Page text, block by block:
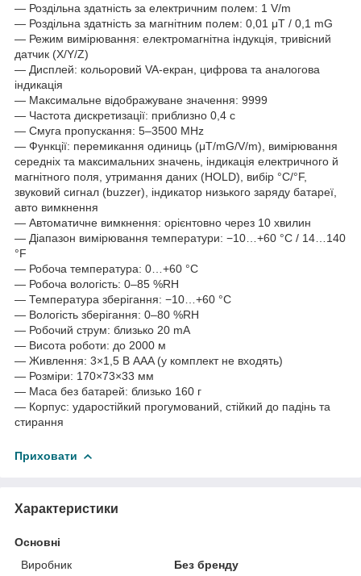
— Роздільна здатність за електричним полем: 1 V/m
— Роздільна здатність за магнітним полем: 0,01 μT / 0,1 mG
— Режим вимірювання: електромагнітна індукція, тривісний
датчик (X/Y/Z)
— Дисплей: кольоровий VA-екран, цифрова та аналогова
індикація
— Максимальне відображуване значення: 9999
— Частота дискретизації: приблизно 0,4 с
— Смуга пропускання: 5–3500 MHz
— Функції: перемикання одиниць (μT/mG/V/m), вимірювання
середніх та максимальних значень, індикація електричного й
магнітного поля, утримання даних (HOLD), вибір °C/°F,
звуковий сигнал (buzzer), індикатор низького заряду батареї,
авто вимкнення
— Автоматичне вимкнення: орієнтовно через 10 хвилин
— Діапазон вимірювання температури: −10…+60 °C / 14…140
°F
— Робоча температура: 0…+60 °C
— Робоча вологість: 0–85 %RH
— Температура зберігання: −10…+60 °C
— Вологість зберігання: 0–80 %RH
— Робочий струм: близько 20 mA
— Висота роботи: до 2000 м
— Живлення: 3×1,5 В AAA (у комплект не входять)
— Розміри: 170×73×33 мм
— Маса без батарей: близько 160 г
— Корпус: ударостійкий прогумований, стійкий до падінь та
стирання
Приховати
Характеристики
Основні
Виробник
Без бренду